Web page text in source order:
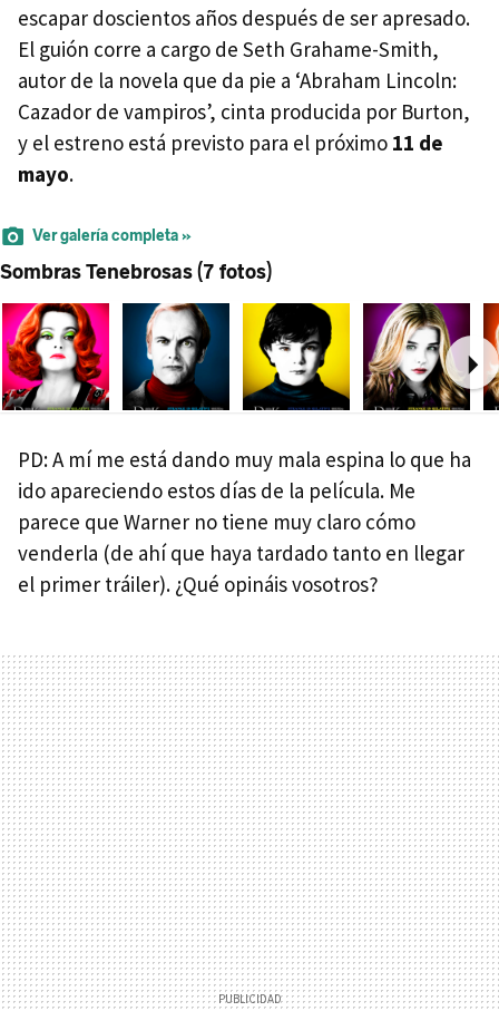
escapar doscientos años después de ser apresado.
El guión corre a cargo de Seth Grahame-Smith,
autor de la novela que da pie a ‘Abraham Lincoln:
Cazador de vampiros’, cinta producida por Burton,
y el estreno está previsto para el próximo 11 de
mayo.
Ver galería completa »
Sombras Tenebrosas (7 fotos)
PD: A mí me está dando muy mala espina lo que ha
ido apareciendo estos días de la película. Me
parece que Warner no tiene muy claro cómo
venderla (de ahí que haya tardado tanto en llegar
el primer tráiler). ¿Qué opináis vosotros?